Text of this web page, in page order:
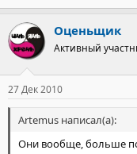
Оценьщик
Активный
27 Дек 2010
Artemus написал(а):
Они вообще, больше